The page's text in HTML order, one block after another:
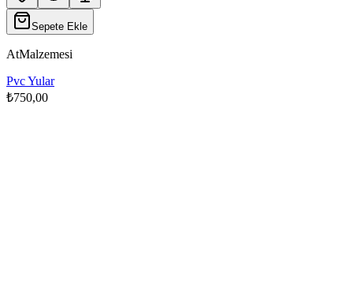
Sepete Ekle
AtMalzemesi
Pvc Yular
₺750,00